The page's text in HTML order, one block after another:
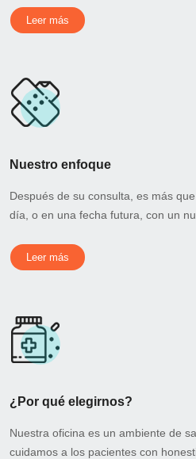
Leer más
Nuestro enfoque
Después de su consulta, es más
día, o en una fecha futura, con un
Leer más
¿Por qué elegirnos?
Nuestra oficina es un ambiente de
cuidamos a los pacientes con